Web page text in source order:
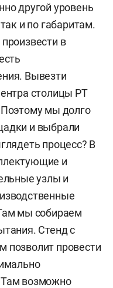
другой уровень
и по габаритам.
в
Вывезти
столицы РТ
мы долго
и выбрали
процесс? В
и
узлы и
мы собираем
Стенд с
позволит провести
возможно